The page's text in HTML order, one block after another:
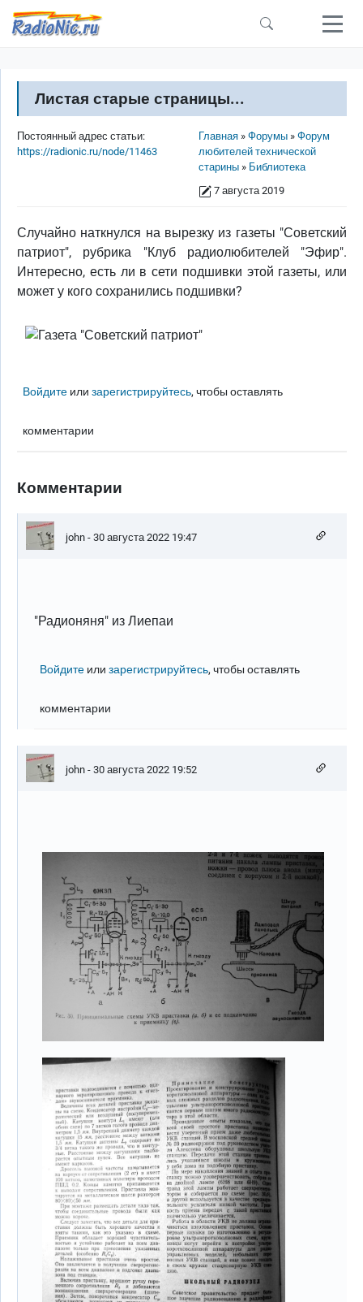
Перейти к основному содержанию
Листая старые страницы...
Строка навигации
Главная Форумы
Форум
любителей технической
старины
Библиотека
7 августа 2019
Постоянный адрес статьи:
https://radionic.ru/node/11463
Случайно наткнулся на вырезку из газеты "Советский
патриот", рубрика "Клуб радиолюбителей "Эфир".
Интересно, есть ли в сети подшивки этой газеты, или
может у кого сохранились подшивки?
Войдите илизарегистрируйтесь, чтобы оставлять
комментарии
Комментарии
john - 30 августа 2022 19:47
"Радионяня" из Лиепаи
Войдите илизарегистрируйтесь, чтобы оставлять
комментарии
john - 30 августа 2022 19:52